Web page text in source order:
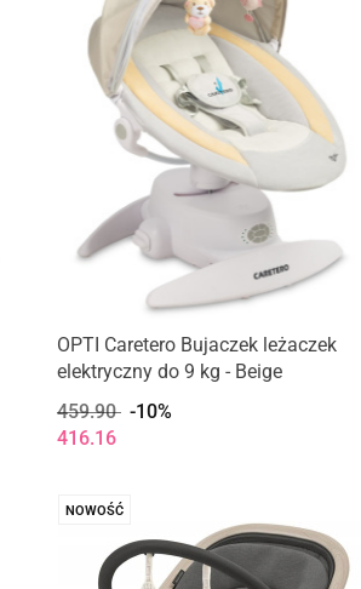
OPTI Caretero Bujaczek leżaczek
elektryczny do 9 kg - Beige
459.90 -10%
416.16
NOWOŚĆ